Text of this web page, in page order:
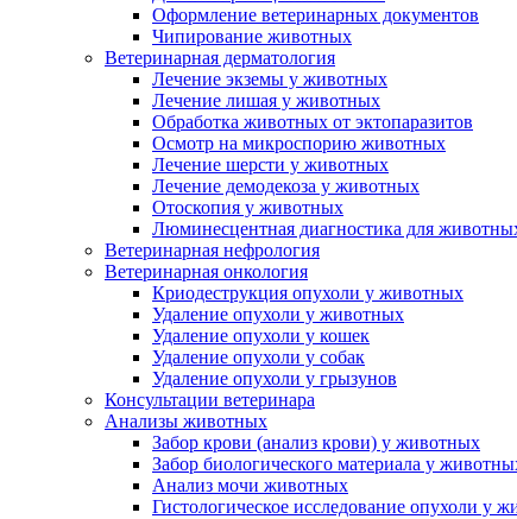
Оформление ветеринарных документов
Чипирование животных
Ветеринарная дерматология
Лечение экземы у животных
Лечение лишая у животных
Обработка животных от эктопаразитов
Осмотр на микроспорию животных
Лечение шерсти у животных
Лечение демодекоза у животных
Отоскопия у животных
Люминесцентная диагностика для
Ветеринарная нефрология
Ветеринарная онкология
Криодеструкция опухоли у животных
Удаление опухоли у животных
Удаление опухоли у кошек
Удаление опухоли у собак
Удаление опухоли у грызунов
Консультации ветеринара
Анализы животных
Забор крови (анализ крови) у животных
Забор биологического материала у
Анализ мочи животных
Гистологическое исследование опухоли у